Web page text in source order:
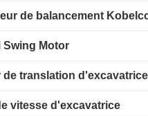
de balancement
Swing Motor
de translation d'excavatrice
vitesse d'excavatrice